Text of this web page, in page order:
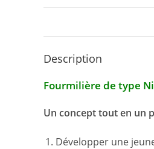
Description
Fourmilière de type
Un concept tout en un
Développer une